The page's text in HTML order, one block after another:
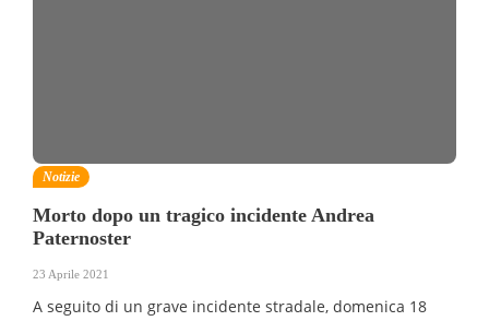
Notizie
Morto dopo un tragico incidente Andrea
Paternoster
23 Aprile 2021
A seguito di un grave incidente stradale, domenica 18